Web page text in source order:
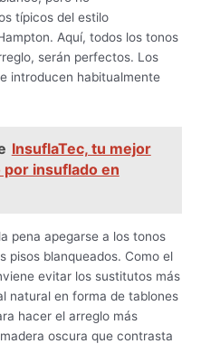
típicos del estilo
Aquí, todos los tonos
serán perfectos. Los
introducen habitualmente
InsuflaTec, tu mejor
insuflado en
pena apegarse a los tonos
pisos blanqueados. Como el
evitar los sustitutos más
natural en forma de tablones
hacer el arreglo más
oscura que contrasta